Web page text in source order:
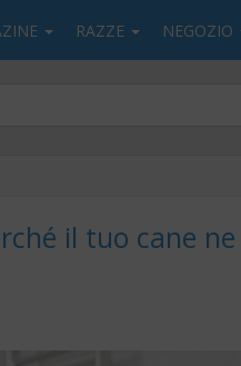
RAZZE NEGOZIO
il tuo cane